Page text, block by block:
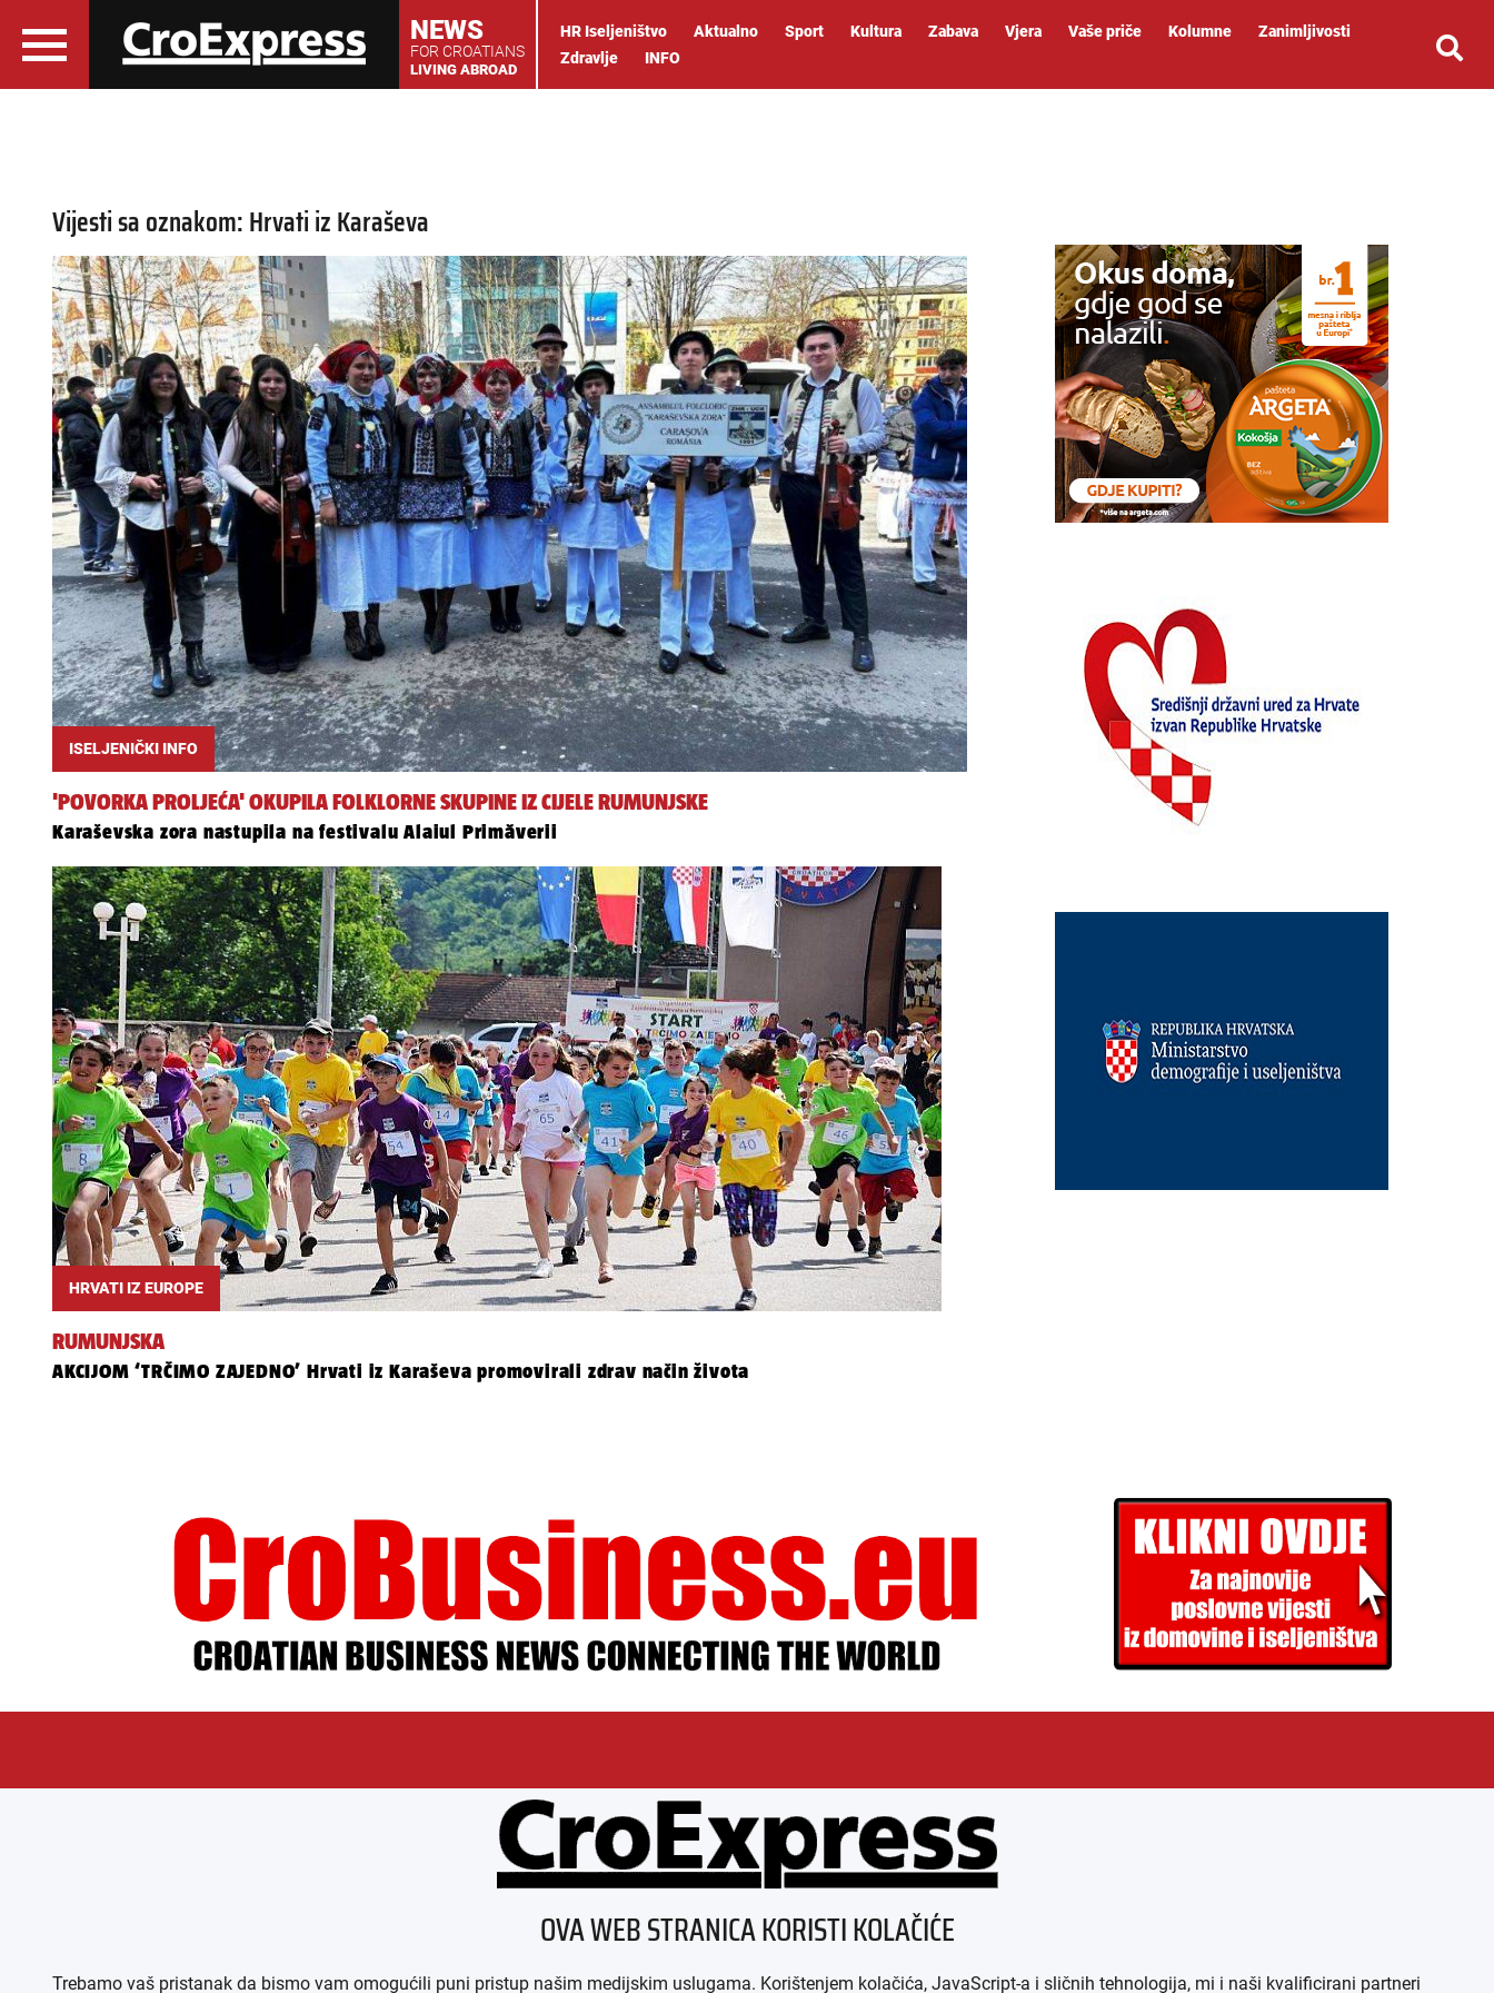
NEWS
FOR CROATIANS
LIVING ABROAD
HR Iseljeništvo Aktualno Sport Kultura Zabava Vjera Vaše priče Kolumne
Zanimljivosti
Zdravlje
INFO
Vijesti sa oznakom: Hrvati iz Karaševa
ISELJENIČKI INFO
'POVORKA PROLJEĆA' OKUPILA FOLKLORNE SKUPINE IZ CIJELE RUMUNJSKE
Karaševska zora nastupila na festivalu Alaiul Primăverii
HRVATI IZ EUROPE
RUMUNJSKA
AKCIJOM ‘TRČIMO ZAJEDNO’ Hrvati iz Karaševa promovirali zdrav način života
IMPRESSUM AGB DATENSCHUTZ MEDIADATEN
OVA WEB STRANICA KORISTI KOLAČIĆE
Trebamo vaš pristanak da bismo vam omogućili puni pristup našim medijskim uslugama. Korištenjem kolačića, JavaScript-a i sličnih tehnologija, mi i naši kvalificirani partneri